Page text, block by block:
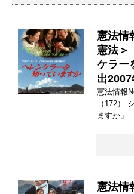
憲法情
憲法＞
ケラー
出
憲法情報
（172）
ますか」
憲法情